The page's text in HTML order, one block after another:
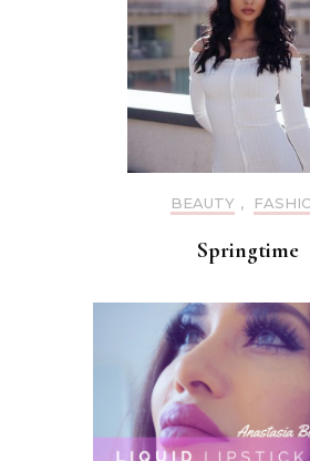
BEAUTY ,
Springtime